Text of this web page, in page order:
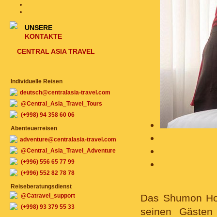
Das Shumon
seinen
UNSERE
KONTAKTE
CENTRAL ASIA TRAVEL
Individuelle Reisen
deutsch@centralasia-travel.com
@Central_Asia_Travel_Tours
(+998) 94 358 60 06
Abenteuerreisen
adventure@centralasia-travel.com
@Central_Asia_Travel_Adventure
(+996) 556 65 77 99
(+996) 552 82 78 78
Reiseberatungsdienst
@Catravel_support
(+998) 93 379 55 33